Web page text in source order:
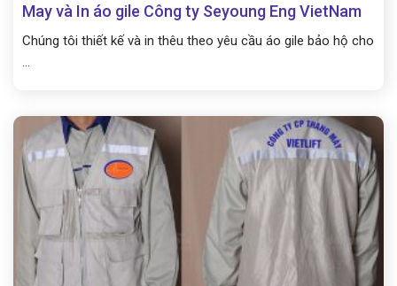
May và In áo gile Công ty Seyoung Eng VietNam
Chúng tôi thiết kế và in thêu theo yêu cầu áo gile bảo hộ cho
...